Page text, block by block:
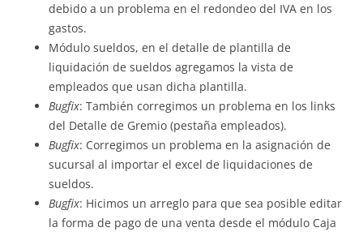
debido a un problema en el redondeo del IVA en los
gastos.
Módulo sueldos, en el detalle de plantilla de
liquidación de sueldos agregamos la vista de
empleados que usan dicha plantilla.
Bugfix: También corregimos un problema en los links
del Detalle de Gremio (pestaña empleados).
Bugfix: Corregimos un problema en la asignación de
sucursal al importar el excel de liquidaciones de
sueldos.
Bugfix: Hicimos un arreglo para que sea posible editar
la forma de pago de una venta desde el módulo Caja